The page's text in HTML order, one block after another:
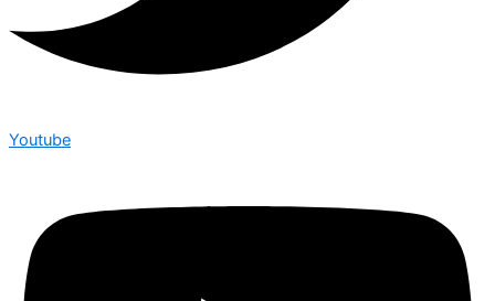
Youtube